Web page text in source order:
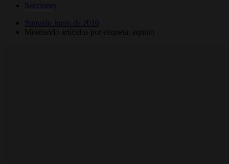
Secciones
Sumario Junio de 2016
Mostrando artículos por etiqueta: equino